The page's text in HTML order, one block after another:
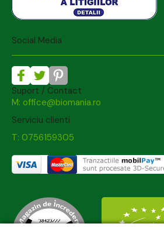
Social Media
Suport / Contact
M: office@biomania.ro
Serviciu clienti
T: 0756159305